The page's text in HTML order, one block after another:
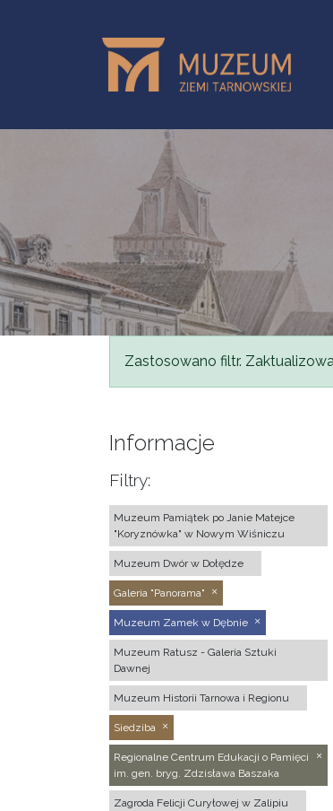
Komunikat
Zastosowano filtr.
Informacje
Filtry:
Muzeum Pamiątek po Janie Matejce
"Koryznówka" w Nowym Wiśniczu
Muzeum Dwór w Dołędze
Galeria "Panorama"
Muzeum Zamek w Dębnie
Muzeum Ratusz - Galeria Sztuki
Dawnej
Muzeum Historii Tarnowa i Regionu
Siedziba
Regionalne Centrum Edukacji o Pamięci
im. gen. bryg. Zdzisława Baszaka
Zagroda Felicji Curyłowej w Zalipiu